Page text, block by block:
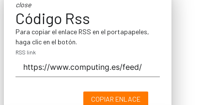
close
Código Rss
Para copiar el enlace RSS en el portapapeles,
haga clic en el botón.
RSS link
COPIAR ENLACE